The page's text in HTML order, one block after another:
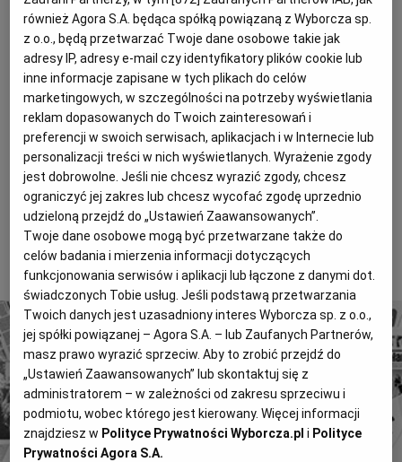
Magazyny Wyborcza Classic
Wyborcza.biz Wysokie Obcasy
BIQdata Jutronauci
Archiwum Inne serwisy
PISM-U W LATACH 1999-2004; PIOTR WANDYCZ,
UNIWERSYTET YALE; JAN ZIELONKA, UNIWERSYTET
OKSFORDZKI; WŁODZIMIERZ BORODZIEJ
2010-05-03
2935 znaków
12 kwietnia jeden z wiceministrów spraw
zagranicznych wręczył dr. Sławomirowi Dębskiemu,
dyrektorowi Polskiego Instytutu Spraw
Międzynarodowych, decyzję premiera o odwołaniu
go ze stanowiska.
To tylko fragment artykułu. Aby czytać dalej, kup dostęp
poniżej.
4 miliony tekstów od 1989 roku.
Zyskaj dostęp do archiwalnych treści "Gazety
również Agora S.A. będąca spółką powiązaną z Wyborcza sp.
z o.o., będą przetwarzać Twoje dane osobowe takie jak
adresy IP, adresy e-mail czy identyfikatory plików cookie lub
inne informacje zapisane w tych plikach do celów
marketingowych, w szczególności na potrzeby wyświetlania
reklam dopasowanych do Twoich zainteresowań i
preferencji w swoich serwisach, aplikacjach i w Internecie lub
personalizacji treści w nich wyświetlanych. Wyrażenie zgody
jest dobrowolne. Jeśli nie chcesz wyrazić zgody, chcesz
ograniczyć jej zakres lub chcesz wycofać zgodę uprzednio
udzieloną przejdź do „Ustawień Zaawansowanych”.
Twoje dane osobowe mogą być przetwarzane także do
celów badania i mierzenia informacji dotyczących
funkcjonowania serwisów i aplikacji lub łączone z danymi dot.
świadczonych Tobie usług. Jeśli podstawą przetwarzania
Twoich danych jest uzasadniony interes Wyborcza sp. z o.o.,
jej spółki powiązanej – Agora S.A. – lub Zaufanych Partnerów,
masz prawo wyrazić sprzeciw. Aby to zrobić przejdź do
„Ustawień Zaawansowanych” lub skontaktuj się z
administratorem – w zależności od zakresu sprzeciwu i
podmiotu, wobec którego jest kierowany. Więcej informacji
znajdziesz w Polityce Prywatności Wyborcza.pl i Polityce
Prywatności Agora S.A.